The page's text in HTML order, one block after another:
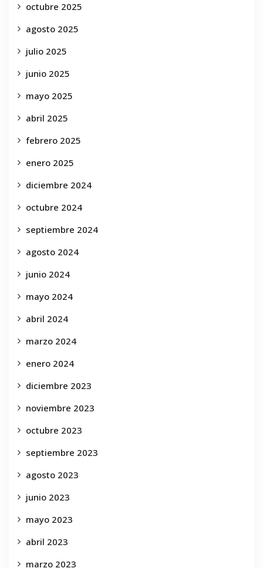
octubre 2025
agosto 2025
julio 2025
junio 2025
mayo 2025
abril 2025
febrero 2025
enero 2025
diciembre 2024
octubre 2024
septiembre 2024
agosto 2024
junio 2024
mayo 2024
abril 2024
marzo 2024
enero 2024
diciembre 2023
noviembre 2023
octubre 2023
septiembre 2023
agosto 2023
junio 2023
mayo 2023
abril 2023
marzo 2023